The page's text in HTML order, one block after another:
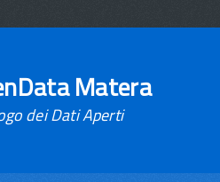
Matera
dei Dati Aperti